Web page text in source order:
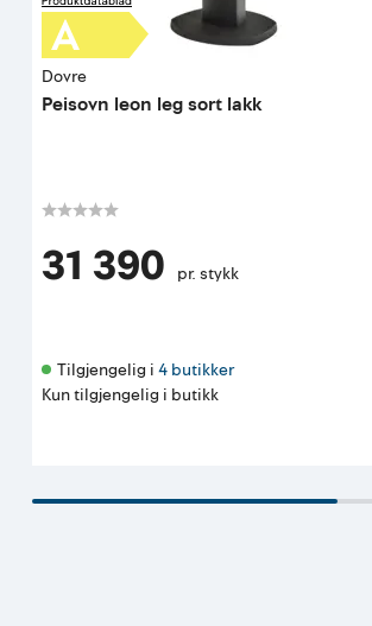
Dovre
Peisovn leon leg sort lakk
31 390 pr. stykk
Tilgjengelig i 4 butikker
Kun tilgjengelig i butikk